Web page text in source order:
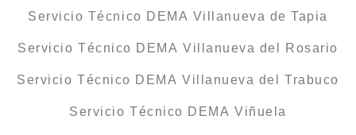
Servicio Técnico DEMA Villanueva de Tapia
Servicio Técnico DEMA Villanueva del Rosario
Servicio Técnico DEMA Villanueva del Trabuco
Servicio Técnico DEMA Viñuela